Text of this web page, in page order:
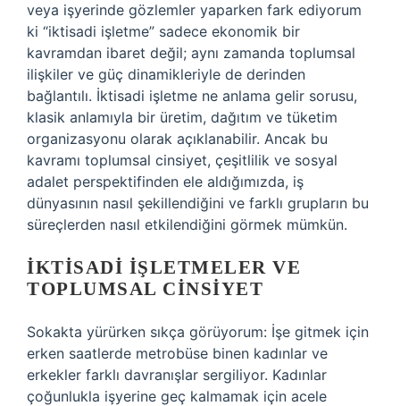
veya işyerinde gözlemler yaparken fark ediyorum
ki “iktisadi işletme” sadece ekonomik bir
kavramdan ibaret değil; aynı zamanda toplumsal
ilişkiler ve güç dinamikleriyle de derinden
bağlantılı. İktisadi işletme ne anlama gelir sorusu,
klasik anlamıyla bir üretim, dağıtım ve tüketim
organizasyonu olarak açıklanabilir. Ancak bu
kavramı toplumsal cinsiyet, çeşitlilik ve sosyal
adalet perspektifinden ele aldığımızda, iş
dünyasının nasıl şekillendiğini ve farklı grupların bu
süreçlerden nasıl etkilendiğini görmek mümkün.
İKTISADI İŞLETMELER VE
TOPLUMSAL CINSIYET
Sokakta yürürken sıkça görüyorum: İşe gitmek için
erken saatlerde metrobüse binen kadınlar ve
erkekler farklı davranışlar sergiliyor. Kadınlar
çoğunlukla işyerine geç kalmamak için acele